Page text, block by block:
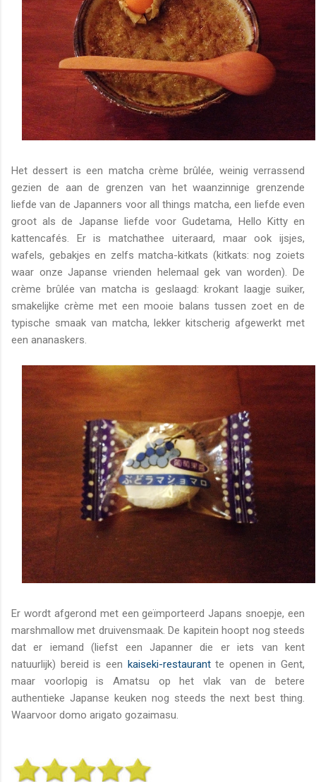
Het dessert is een matcha crème brûlée, weinig verrassend
gezien de aan de grenzen van het waanzinnige grenzende
liefde van de Japanners voor all things matcha, een liefde even
groot als de Japanse liefde voor Gudetama, Hello Kitty en
kattencafés. Er is matchathee uiteraard, maar ook ijsjes,
wafels, gebakjes en zelfs matcha-kitkats (kitkats: nog zoiets
waar onze Japanse vrienden helemaal gek van worden). De
crème brûlée van matcha is geslaagd: krokant laagje suiker,
smakelijke crème met een mooie balans tussen zoet en de
typische smaak van matcha, lekker kitscherig afgewerkt met
een ananaskers.
Er wordt afgerond met een geïmporteerd Japans snoepje, een
marshmallow met druivensmaak. De kapitein hoopt nog steeds
dat er iemand (liefst een Japanner die er iets van kent
natuurlijk) bereid is een kaiseki-restaurantte openen in Gent,
maar voorlopig is Amatsu op het vlak van de betere
authentieke Japanse keuken nog steeds the next best thing.
Waarvoor domo arigato gozaimasu.